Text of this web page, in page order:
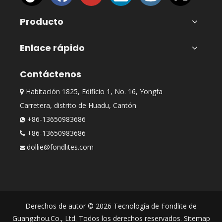
Producto
Enlace rápido
Contáctenos
 Habitación 1825, Edificio 1, No. 16, Yongfa
Carretera, distrito de Huadu, Cantón
 +86-13650983686
 +86-13650983686
 dollie@fondlites.com
Derechos de autor © 2026 Tecnología de Fondlite de
Guangzhou.Co., Ltd. Todos los derechos reservados. Sitemap